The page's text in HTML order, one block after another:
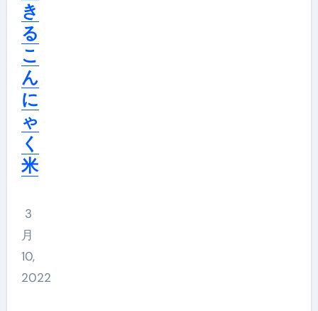
き
る
こ
ん
に
ゃ
く
米
3
月
10,
2022